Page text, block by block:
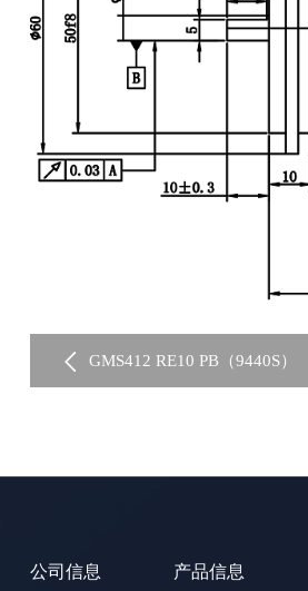
GMS412 RE10 PB（9440S）
公司信息 产品信息